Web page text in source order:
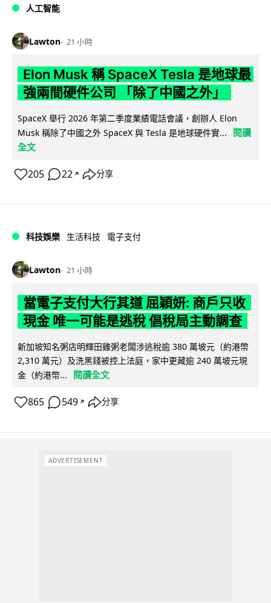
人工智能
Lawton 21 小時
Elon Musk 稱 SpaceX Tesla 是地球最
強兩間硬件公司 「除了中國之外」
SpaceX 舉行 2026 年第二季度業績電話會議，創辦人 Elon
Musk 稱除了中國之外 SpaceX 與 Tesla 是地球硬件實...
閱讀
全文
205 22 ↗ 分享
科技娛樂 生活科技 電子支付
Lawton 21 小時
當電子支付大行其道 屈穎妍: 商戶只收
現金 唯一可能是逃稅 倡稅局主動調查
新加坡知名粥店明輝田雞粥老闆涉逃稅逾 380 萬坡元（約港幣
2,310 萬元）及洗黑錢被控上法庭，家中更藏逾 240 萬坡元現
金（約港幣...
閱讀全文
865 549 ↗ 分享
ADVERTISEMENT